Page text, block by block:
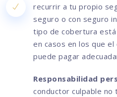
recurrir a tu propio
seguro o con seguro
tipo de cobertura
en casos en los que
puede pagar
Responsabilidad
conductor culpable no